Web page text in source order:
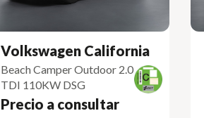
Volkswagen California
Beach Camper Outdoor 2.0
TDI 110KW DSG
Precio a consultar